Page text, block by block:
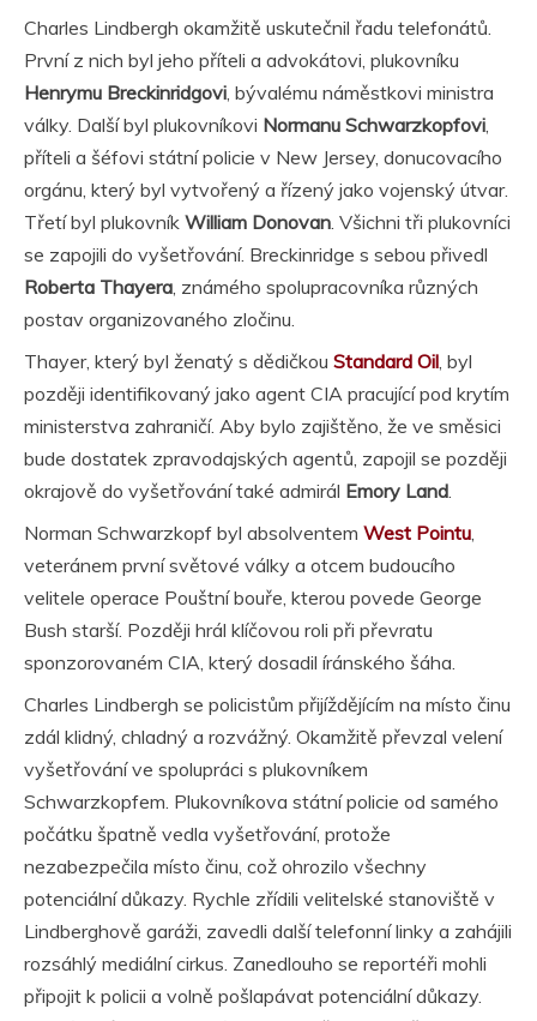
Charles Lindbergh okamžitě uskutečnil řadu telefonátů.
První z nich byl jeho příteli a advokátovi, plukovníku
Henrymu Breckinridgovi, bývalému náměstkovi ministra
války. Další byl plukovníkovi Normanu Schwarzkopfovi,
příteli a šéfovi státní policie v New Jersey, donucovacího
orgánu, který byl vytvořený a řízený jako vojenský útvar.
Třetí byl plukovník William Donovan. Všichni tři plukovníci
se zapojili do vyšetřování. Breckinridge s sebou přivedl
Roberta Thayera, známého spolupracovníka různých
postav organizovaného zločinu.
Thayer, který byl ženatý s dědičkou Standard Oil, byl
později identifikovaný jako agent CIA pracující pod krytím
ministerstva zahraničí. Aby bylo zajištěno, že ve směsici
bude dostatek zpravodajských agentů, zapojil se později
okrajově do vyšetřování také admirál Emory Land.
Norman Schwarzkopf byl absolventem West Pointu,
veteránem první světové války a otcem budoucího
velitele operace Pouštní bouře, kterou povede George
Bush starší. Později hrál klíčovou roli při převratu
sponzorovaném CIA, který dosadil íránského šáha.
Charles Lindbergh se policistům přijíždějícím na místo činu
zdál klidný, chladný a rozvážný. Okamžitě převzal velení
vyšetřování ve spolupráci s plukovníkem
Schwarzkopfem. Plukovníkova státní policie od samého
počátku špatně vedla vyšetřování, protože
nezabezpečila místo činu, což ohrozilo všechny
potenciální důkazy. Rychle zřídili velitelské stanoviště v
Lindberghově garáži, zavedli další telefonní linky a zahájili
rozsáhlý mediální cirkus. Zanedlouho se reportéři mohli
připojit k policii a volně pošlapávat potenciální důkazy.